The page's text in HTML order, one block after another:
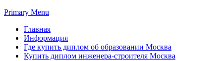
Primary Menu
Главная
Информация
Где купить диплом об образовании Москва
Купить диплом инженера-строителя Москва